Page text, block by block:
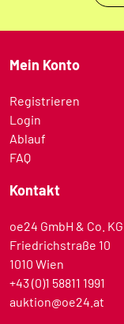
Mein Konto
Registrieren
Login
Ablauf
FAQ
Kontakt
oe24 GmbH & Co. KG
Friedrichstraße 10
1010 Wien
+43 (0)1 58811 1991
auktion@oe24.at